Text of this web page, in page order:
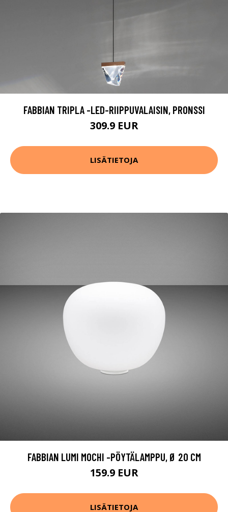
FABBIAN TRIPLA -LED-RIIPPUVALAISIN, PRONSSI
309.9 EUR
LISÄTIETOJA
FABBIAN LUMI MOCHI -PÖYTÄLAMPPU, Ø 20 CM
159.9 EUR
LISÄTIETOJA